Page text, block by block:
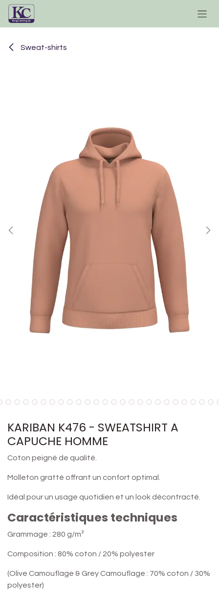
Se rendre au contenu
Sweat-shirts
KARIBAN K476 - SWEATSHIRT A
CAPUCHE HOMME
Coton peigné de qualité.
Molleton gratté offrant un confort optimal.
Idéal pour un usage quotidien et un look décontracté.
Caractéristiques techniques
Grammage : 280 g/m²
Composition : 80% coton / 20% polyester
(Olive Camouflage & Grey Camouflage : 70% coton / 30%
polyester)